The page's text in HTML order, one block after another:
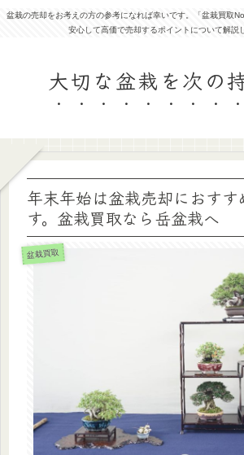
盆栽の売却をお考えの方の参考になれば幸いです。「盆栽買取
安心して高価で売却するポイントについて解説
大切な盆栽を次の
年末年始は盆栽売却におすす
す。盆栽買取なら岳盆栽へ
盆栽買取